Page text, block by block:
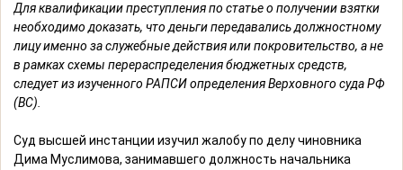
Для квалификации преступления по статье о получении взятки
необходимо доказать, что деньги передавались должностному
лицу именно за служебные действия или покровительство, а не
в рамках схемы перераспределения бюджетных средств,
следует из изученного РАПСИ определения Верховного суда РФ
(ВС).
Суд высшей инстанции изучил жалобу по делу чиновника
Дима Муслимова, занимавшего должность начальника